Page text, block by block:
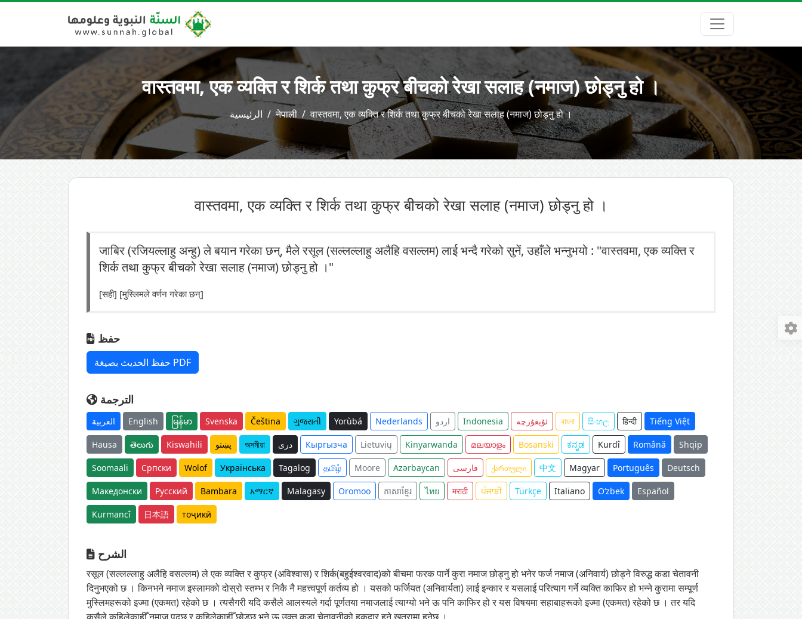
वास्तवमा, एक व्यक्ति र शिर्क तथा कुफ्र बीचको रेखा सलाह (नमाज) छोड्नु हो ।
الرئيسية नेपाली वास्तवमा, एक व्यक्ति र शिर्क तथा कुफ्र बीचको रेखा सलाह (नमाज) छोड्नु हो ।
वास्तवमा, एक व्यक्ति र शिर्क तथा कुफ्र बीचको रेखा सलाह (नमाज) छोड्नु हो ।
जाबिर (रजियल्लाहु अन्हु) ले बयान गरेका छन्, मैले रसूल (सल्लल्लाहु अलैहि वसल्लम) लाई भन्दै गरेको सुनें, उहाँले भन्नुभयो : "वास्तवमा, एक व्यक्ति र
शिर्क तथा कुफ्र बीचको रेखा सलाह (नमाज) छोड्नु हो ।"
[सही] [मुस्लिमले वर्णन गरेका छन्]
حفظ
حفظ الحديث بصيغة PDF
الترجمة
العربية English မြန်မာ Svenska Čeština ગુજરાતી Yorùbá Nederlands اردو Indonesia ئۇيغۇرچە বাংলা සිංහල हिन्दी Tiếng Việt
Hausa తెలుగు Kiswahili پښتو অসমীয়া دری Кыргызча Lietuvių Kinyarwanda മലയാളം Bosanski ಕನ್ನಡ Kurdî Română Shqip
Soomaali Српски Wolof Українська Tagalog தமிழ் Moore Azərbaycan فارسی ქართული 中文 Magyar Português Deutsch
Македонски Русский Bambara አማርኛ Malagasy Oromoo ភាសាខ្មែរ ไทย मराठी ਪੰਜਾਬੀ Türkçe Italiano O‘zbek Español
Kurmancî 日本語 тоҷикӣ
الشرح
रसूल (सल्लल्लाहु अलैहि वसल्लम) ले एक व्यक्ति र कुफ्र (अविश्वास) र शिर्क(बहुईश्वरवाद)को बीचमा फरक पार्ने कुरा नमाज छोड्नु हो भनेर फर्ज नमाज (अनिवार्य) छोड्ने विरुद्ध कडा चेतावनी
दिनुभएको छ । किनभने नमाज इस्लामको दोस्रो स्तम्भ र निकै नै महत्त्वपूर्ण कर्तव्य हो । यसको फर्जियत (अनिवार्यता) लाई इन्कार र यसलाई परित्याग गर्ने व्यक्ति काफिर हो भन्ने कुरामा सम्पूर्ण
मुस्लिमहरूको इज्मा (एकमत) रहेको छ । त्यसैगरी यदि कसैले आलस्यले गर्दा पूर्णतया नमाजलाई त्याग्यो भने ऊ पनि काफिर हो र यस विषयमा सहाबाहरूको इज्मा (एकमत) रहेको छ । तर यदि
कसैले कहिलेकाहीँ नमाज पढ्छ र कहिलेकाहीँ छोड्छ भने ऊ उक्त कडा चेतावनीको हकदार हुने खतरामा हुनेछ ।